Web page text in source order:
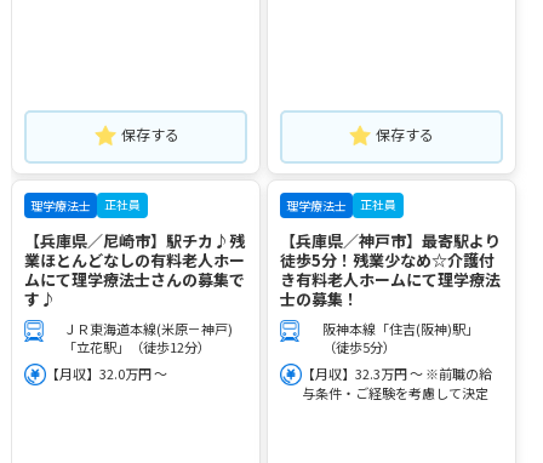
保存する 保存する
理学療法士 正社員
【兵庫県／尼崎市】駅チカ♪残
業ほとんどなしの有料老人ホー
ムにて理学療法士さんの募集で
す♪
ＪＲ東海道本線(米原－神戸)
「立花駅」（徒歩12分）
【月収】32.0万円 ～
理学療法士 正社員
【兵庫県／神戸市】最寄駅より
徒歩5分！残業少なめ☆介護付
き有料老人ホームにて理学療法
士の募集！
阪神本線「住吉(阪神)駅」
（徒歩5分）
【月収】32.3万円 ～ ※前職の給
与条件・ご経験を考慮して決定